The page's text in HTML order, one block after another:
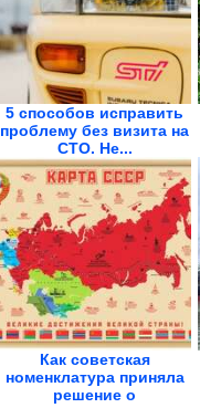
5 способов исправить
проблему без визита на
СТО. Не...
Как советская
номенклатура приняла
решение о